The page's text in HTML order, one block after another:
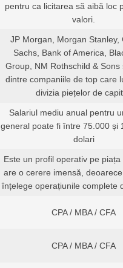
pentru ca licitarea să aibă loc
valori.
JP Morgan, Morgan Stanley,
Sachs, Bank of America,
Group, NM Rothschild & Sons
dintre companiile de top care
divizia piețelor de
Salariul mediu anual pentru
general poate fi între 75.000 și
dolari
Este un profil operativ pe piața
are o cerere imensă,
înțelege operațiunile complete
CPA / MBA / CFA
CPA / MBA / CFA